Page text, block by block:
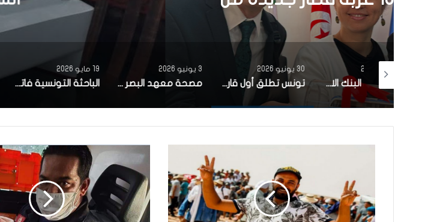
بتمويل من البنك الاوروبي للاستثمار شركة ‘نقل تونس’ توقّع عقد اقتناء 18 عربة قطار جديدة من الصين لفائدة خط TGM
30 يونيو 2026
تونس تطلق أول قارب صيد كهربائي يعمل بالطاقة الشمسية في المتوسط مصحة معهد البصر والشبكية بالبحيرة 1 تقوم باجراء اكثر من 50 عملية جراحية لازالة الماء الابيض مجانا لفائدة عدد من اهالي قفصة الباحثة التونسية فاتن المولدي تنجح في الحصول على براءة اختراع في الولايات المتحدة الأمريكية، وذلك بعد ابتكارها محركاً هجيناً ثورياً